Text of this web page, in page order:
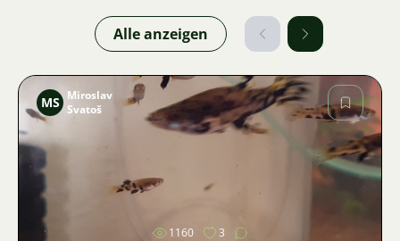
Alle anzeigen
MS Miroslav
Svatoš
1160 3